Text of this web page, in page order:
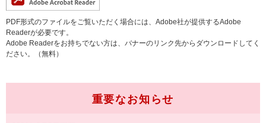
PDF形式のファイルをご覧いただく場合には、Adobe社が提供するAdobe
Readerが必要です。
Adobe Readerをお持ちでない方は、バナーのリンク先からダウンロードしてく
ださい。（無料）
重要なお知らせ